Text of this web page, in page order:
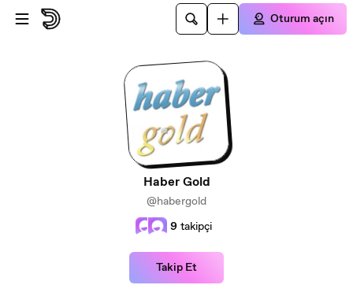
Ana içeriğe atla
Oturum açın
Haber Gold
@habergold
9 takipçi
Takip Et